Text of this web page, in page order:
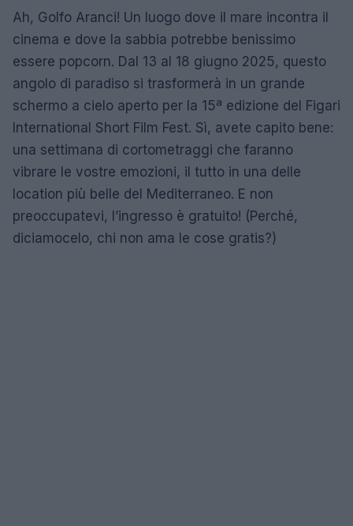
Ah, Golfo Aranci! Un luogo dove il mare incontra il
cinema e dove la sabbia potrebbe benissimo
essere popcorn. Dal 13 al 18 giugno 2025, questo
angolo di paradiso si trasformerà in un grande
schermo a cielo aperto per la 15ª edizione del Figari
International Short Film Fest. Sì, avete capito bene:
una settimana di cortometraggi che faranno
vibrare le vostre emozioni, il tutto in una delle
location più belle del Mediterraneo. E non
preoccupatevi, l’ingresso è gratuito! (Perché,
diciamocelo, chi non ama le cose gratis?)